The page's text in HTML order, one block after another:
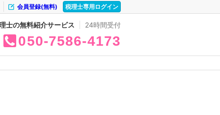
税理士専用ログイン
会員登録(無料)
士の無料紹介サービス 24時間受付
050 7586 4173